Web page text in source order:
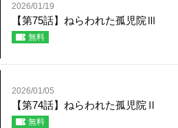
2026/01/19
【第75話】ねらわれた孤児院Ⅲ
無料
2026/01/05
【第74話】ねらわれた孤児院Ⅱ
無料